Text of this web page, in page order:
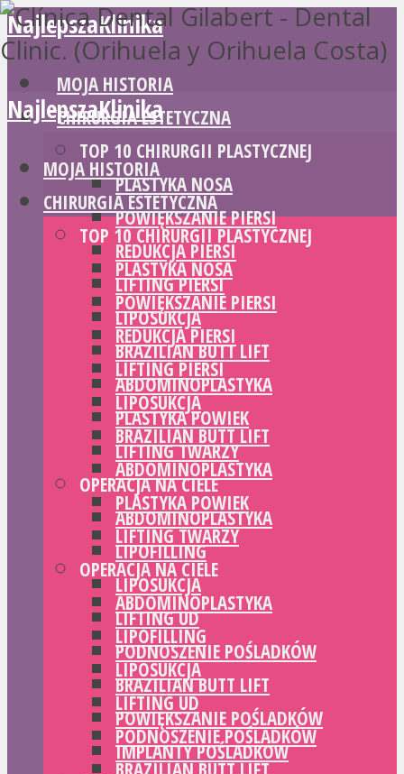
NajlepszaKlinika
MOJA HISTORIA
CHIRURGIA ESTETYCZNA
TOP 10 CHIRURGII PLASTYCZNEJ
PLASTYKA NOSA
POWIĘKSZANIE PIERSI
REDUKCJA PIERSI
LIFTING PIERSI
LIPOSUKCJA
BRAZILIAN BUTT LIFT
ABDOMINOPLASTYKA
PLASTYKA POWIEK
LIFTING TWARZY
OPERACJA NA CIELE
ABDOMINOPLASTYKA
LIPOFILLING
LIPOSUKCJA
LIFTING UD
PODNOSZENIE POŚLADKÓW
BRAZILIAN BUTT LIFT
POWIĘKSZANIE POŚLADKÓW
IMPLANTY POŚLADKÓW
NajlepszaKlinika
MOJA HISTORIA
CHIRURGIA ESTETYCZNA
TOP 10 CHIRURGII PLASTYCZNEJ
PLASTYKA NOSA
POWIĘKSZANIE PIERSI
REDUKCJA PIERSI
LIFTING PIERSI
LIPOSUKCJA
BRAZILIAN BUTT LIFT
ABDOMINOPLASTYKA
PLASTYKA POWIEK
LIFTING TWARZY
OPERACJA NA CIELE
ABDOMINOPLASTYKA
LIPOFILLING
LIPOSUKCJA
LIFTING UD
PODNOSZENIE POŚLADKÓW